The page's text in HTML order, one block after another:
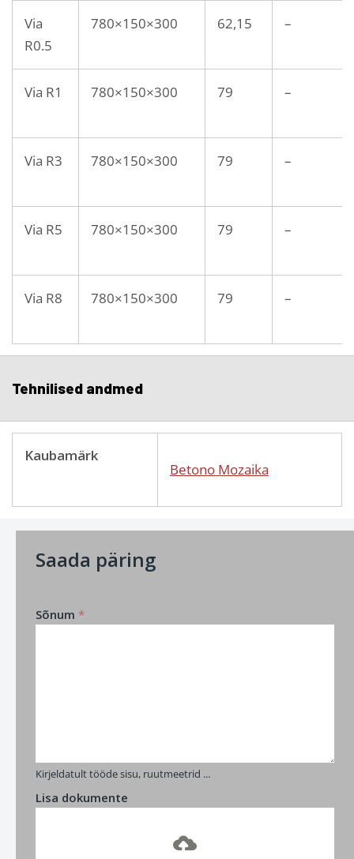
Via
R0.5
780×150×300 62,15 –
Via R1 780×150×300 79 –
Via R3 780×150×300 79 –
Via R5 780×150×300 79 –
Via R8 780×150×300 79 –
Tehnilised andmed
Kaubamärk
Betono Mozaika
Saada päring
Sõnum *
Kirjeldatult tööde sisu, ruutmeetrid ...
Lisa dokumente